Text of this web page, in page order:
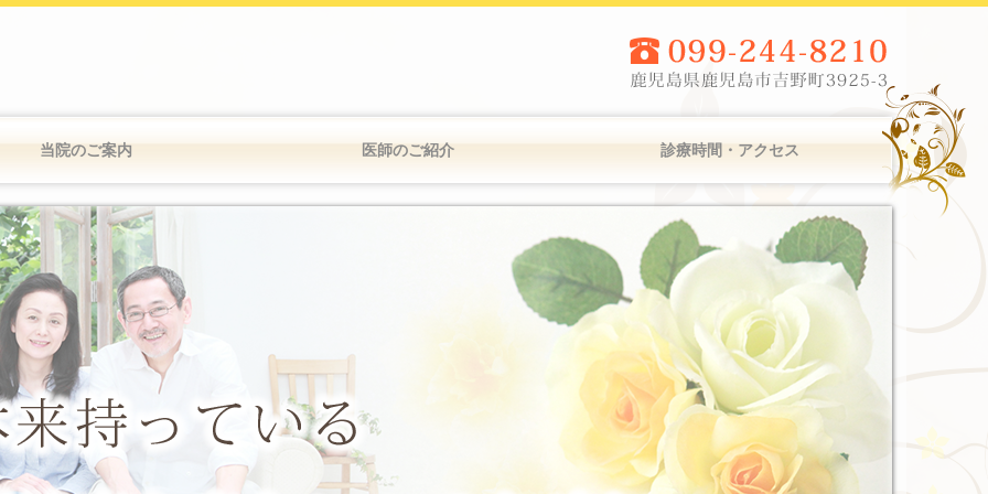
当院のご案内 医師のご紹介 診療時間・アクセス